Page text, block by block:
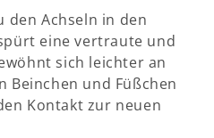
den Achseln in den
eine vertraute und
sich leichter an
Beinchen und Füßchen
Kontakt zur neuen